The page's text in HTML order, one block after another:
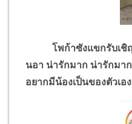
โพก้าซังแขกรับเชิญวัน
นอา น่ารักมาก น่ารักมาก
อยากมีน้องเป็นของตัวเ